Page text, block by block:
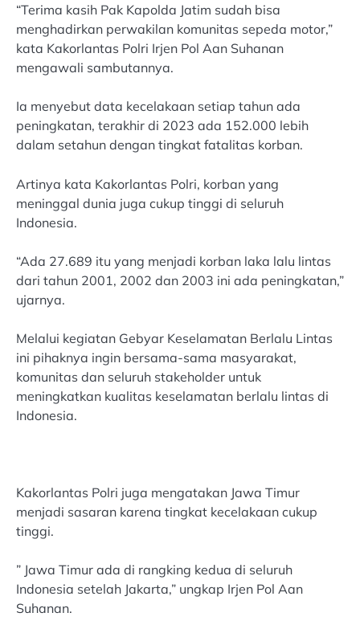
“Terima kasih Pak Kapolda Jatim sudah bisa
menghadirkan perwakilan komunitas sepeda motor,”
kata Kakorlantas Polri Irjen Pol Aan Suhanan
mengawali sambutannya.
Ia menyebut data kecelakaan setiap tahun ada
peningkatan, terakhir di 2023 ada 152.000 lebih
dalam setahun dengan tingkat fatalitas korban.
Artinya kata Kakorlantas Polri, korban yang
meninggal dunia juga cukup tinggi di seluruh
Indonesia.
“Ada 27.689 itu yang menjadi korban laka lalu lintas
dari tahun 2001, 2002 dan 2003 ini ada peningkatan,”
ujarnya.
Melalui kegiatan Gebyar Keselamatan Berlalu Lintas
ini pihaknya ingin bersama-sama masyarakat,
komunitas dan seluruh stakeholder untuk
meningkatkan kualitas keselamatan berlalu lintas di
Indonesia.
Kakorlantas Polri juga mengatakan Jawa Timur
menjadi sasaran karena tingkat kecelakaan cukup
tinggi.
” Jawa Timur ada di rangking kedua di seluruh
Indonesia setelah Jakarta,” ungkap Irjen Pol Aan
Suhanan.